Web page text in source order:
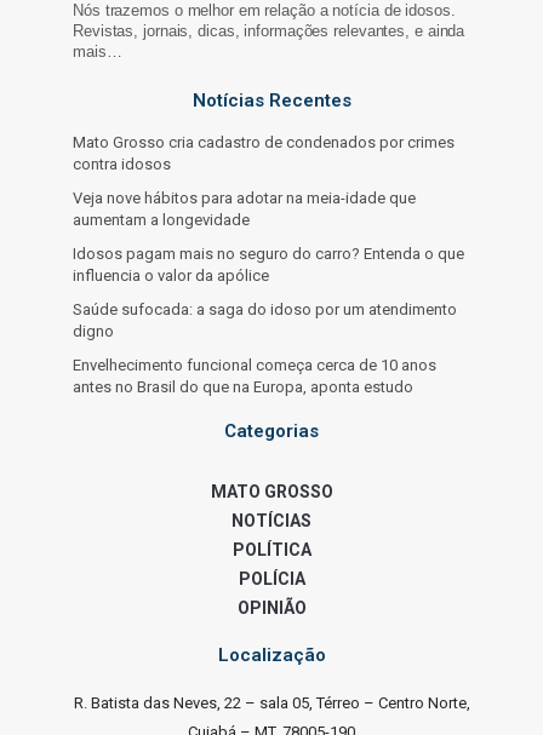
Nós trazemos o melhor em relação a notícia de idosos.
Revistas, jornais, dicas, informações relevantes, e ainda
mais…
Notícias Recentes
Mato Grosso cria cadastro de condenados por crimes
contra idosos
Veja nove hábitos para adotar na meia-idade que
aumentam a longevidade
Idosos pagam mais no seguro do carro? Entenda o que
influencia o valor da apólice
Saúde sufocada: a saga do idoso por um atendimento
digno
Envelhecimento funcional começa cerca de 10 anos
antes no Brasil do que na Europa, aponta estudo
Categorias
MATO GROSSO
NOTÍCIAS
POLÍTICA
POLÍCIA
OPINIÃO
Localização
R. Batista das Neves, 22 – sala 05, Térreo – Centro Norte,